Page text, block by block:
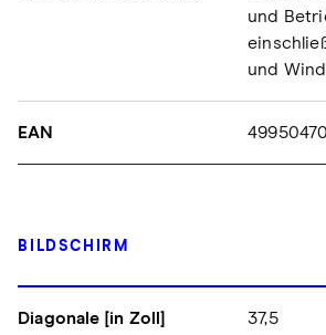
und
und
EAN
BILDSCHIRM
Diagonale [in Zoll] 37,5